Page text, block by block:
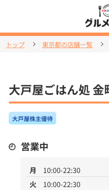
トップ 東京都の店舗一覧
大戸屋ごはん処 金
大戸屋株主優待
営業中
月
10:00-22:30
火
10:00-22:30